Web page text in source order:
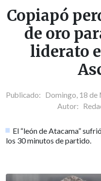
Copiapó
de oro
liderato
Publicado: Domingo, 18 de
Autor:
El “león de Atacama”
los 30 minutos de partido.